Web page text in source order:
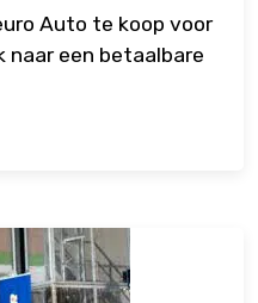
Auto te koop voor
naar een betaalbare